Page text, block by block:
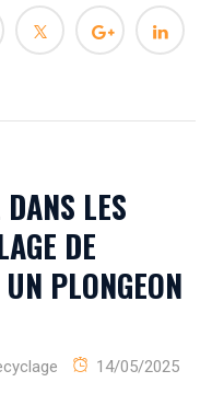
LES
DE
PLONGEON
14/05/2025